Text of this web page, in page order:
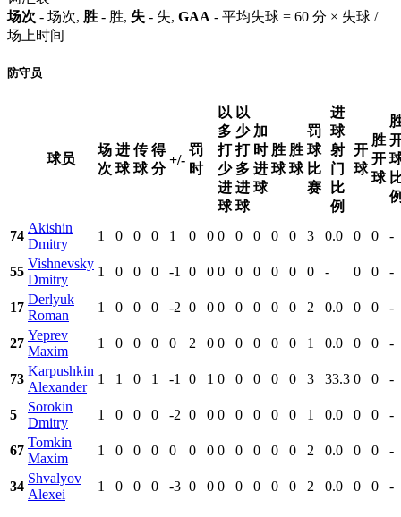
场次 - 场次, 胜 - 胜, 失 - 失, GAA - 平均失球 = 60 分 × 失球 /
场上时间
防守员
球员
场
次
进
球
传
球
得
分
+/-
罚
时
以
多
打
少
进
球
以
少
打
多
进
球
加
时
进
球
胜
球
胜
球
罚
球
比
赛
进
球
射
门
比
例
开
球
胜
开
球
74
Akishin
Dmitry
1 0 0 0 1 0 0 0 0 0 0 0 3 0.0 0 0 -
55
Vishnevsky
Dmitry
1 0 0 0 -1 0 0 0 0 0 0 0 0 - 0 0 -
17
Derlyuk
Roman
1 0 0 0 -2 0 0 0 0 0 0 0 2 0.0 0 0 -
27
Yeprev
Maxim
1 0 0 0 0 2 0 0 0 0 0 0 1 0.0 0 0 -
73
Karpushkin
Alexander
1 1 0 1 -1 0 1 0 0 0 0 0 3 33.3 0 0 -
5
Sorokin
Dmitry
1 0 0 0 -2 0 0 0 0 0 0 0 1 0.0 0 0 -
67
Tomkin
Maxim
1 0 0 0 0 0 0 0 0 0 0 0 2 0.0 0 0 -
34
Shvalyov
Alexei
1 0 0 0 -3 0 0 0 0 0 0 0 2 0.0 0 0 -